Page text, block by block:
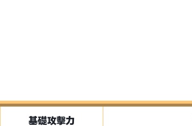
基礎攻擊力